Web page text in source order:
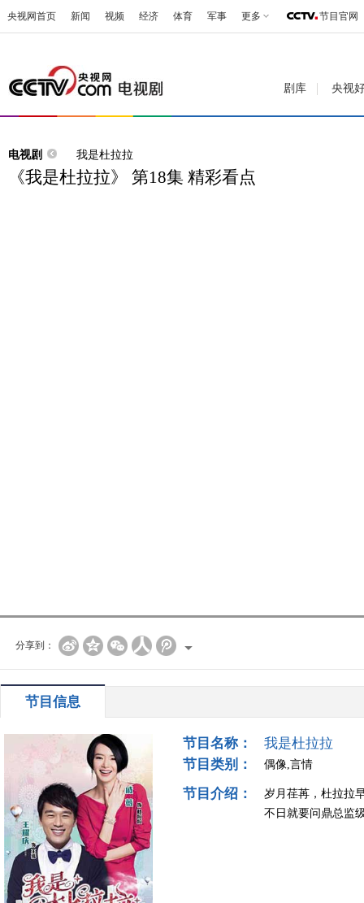
央视网首页 新闻 视频 经济 体育 军事 更多 节目官网
剧库 央视
电视剧 我是杜拉拉
《我是杜拉拉》 第18集 精彩看点
分享到：
节目信息
节目名称：
我是杜拉拉
节目类别：
偶像,言情
节目介绍：
岁月荏苒，杜拉拉
不日就要问鼎总监